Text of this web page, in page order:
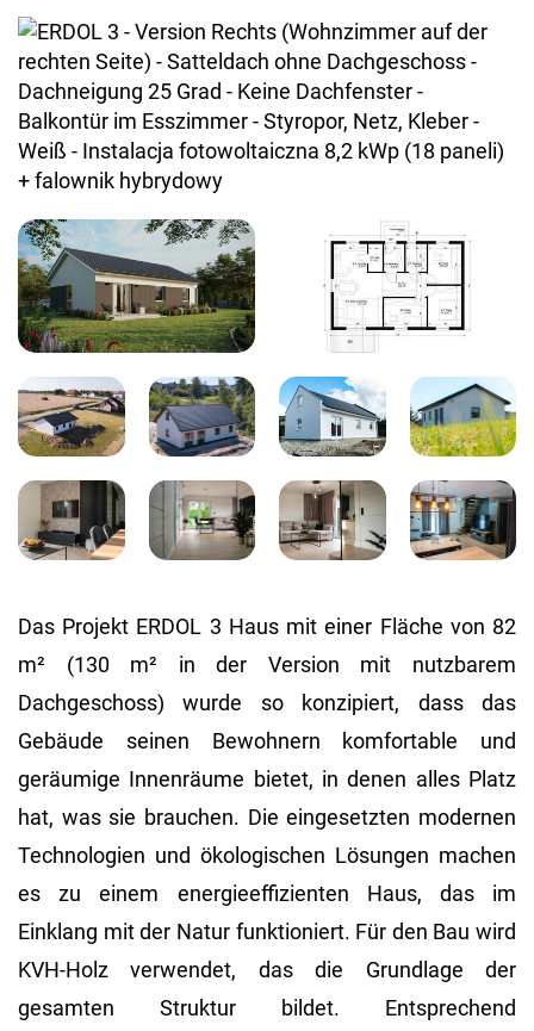
Das Projekt ERDOL 3 Haus mit einer Fläche von 82
m² (130 m² in der Version mit nutzbarem
Dachgeschoss) wurde so konzipiert, dass das
Gebäude seinen Bewohnern komfortable und
geräumige Innenräume bietet, in denen alles Platz
hat, was sie brauchen. Die eingesetzten modernen
Technologien und ökologischen Lösungen machen
es zu einem energieeffizienten Haus, das im
Einklang mit der Natur funktioniert. Für den Bau wird
KVH-Holz verwendet, das die Grundlage der
gesamten Struktur bildet. Entsprechend